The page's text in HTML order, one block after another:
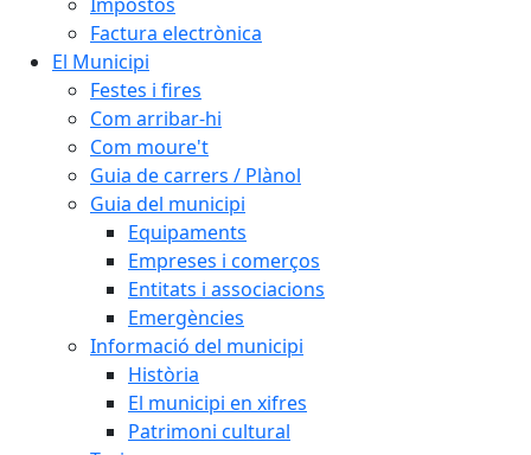
Factura electrònica
El Municipi
Festes i fires
Com arribar-hi
Com moure't
Guia de carrers / Plànol
Guia del municipi
Equipaments
Empreses i comerços
Entitats i associacions
Emergències
Informació del municipi
Història
El municipi en xifres
Patrimoni cultural